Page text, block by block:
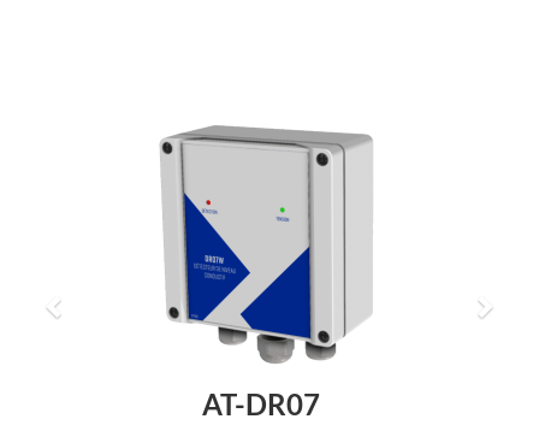
AT-DR07
Prev